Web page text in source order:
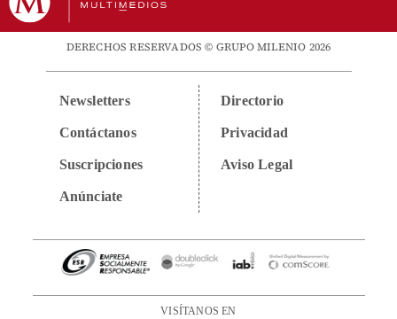
DERECHOS RESERVADOS © GRUPO MILENIO 2026
Newsletters
Contáctanos
Suscripciones
Anúnciate
Directorio
Privacidad
Aviso Legal
VISÍTANOS EN